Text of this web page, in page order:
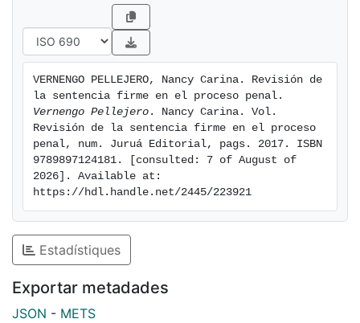
tramitación de su procedimiento y el resarcimiento del
injustamente condenado, cuando la sentencia en sede
de revisión le es favorable.
VERNENGO PELLEJERO, Nancy Carina. Revisión de
Vernengo Pellejero . Nancy Carina. Vol.
Revisión de la sentencia firme en el proceso
penal, num. Juruá Editorial, pags. 2017. ISBN
9789897124181. [consulted: 7 of August of
2026]. Available at:
https://hdl.handle.net/2445/223921
Estadístiques
Exportar metadades
JSON - METS